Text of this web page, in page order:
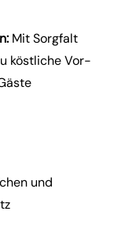
Mit Sorgfalt
köstliche Vor-
und